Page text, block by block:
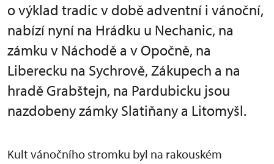
o výklad tradic v době adventní i vánoční,
nabízí nyní na Hrádku u Nechanic, na
zámku v Náchodě a v Opočně, na
Liberecku na Sychrově, Zákupech a na
hradě Grabštejn, na Pardubicku jsou
nazdobeny zámky Slatiňany a Litomyšl.
Kult vánočního stromku byl na rakouském